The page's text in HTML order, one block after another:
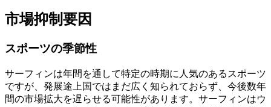
市場抑制要因
スポーツの季節性
サーフィンは年間を通して特定の時期に人気のあるスポーツ
ですが、発展途上国ではまだ広く知られておらず、今後数年
間の市場拡大を遅らせる可能性があります。サーフィンはウ